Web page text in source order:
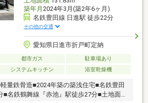
築年月 2024年3月(築2年6ヶ月)
名鉄豊田線 日進駅 徒歩22分
その他の交通
愛知県日進市折戸町定納
都市ガス
駐車場あり
システムキッチン 浴室乾燥機
量鉄骨造■2024年築の築浅住宅■名鉄豊田
■名鉄鶴舞線『赤池』駅徒歩27分■土地面